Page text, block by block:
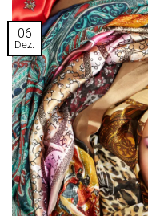
06
Dez.